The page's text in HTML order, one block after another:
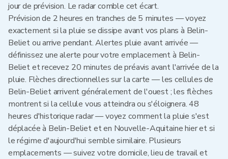
jour de prévision. Le radar comble cet écart.
Prévision de 2 heures en tranches de 5 minutes — voyez
exactement si la pluie se dissipe avant vos plans à Belin-
Beliet ou arrive pendant. Alertes pluie avant arrivée —
définissez une alerte pour votre emplacement à Belin-
Beliet et recevez 20 minutes de préavis avant l'arrivée de la
pluie. Flèches directionnelles sur la carte — les cellules de
Belin-Beliet arrivent généralement de l'ouest ; les flèches
montrent si la cellule vous atteindra ou s'éloignera. 48
heures d'historique radar — voyez comment la pluie s'est
déplacée à Belin-Beliet et en Nouvelle-Aquitaine hier et si
le régime d'aujourd'hui semble similaire. Plusieurs
emplacements — suivez votre domicile, lieu de travail et